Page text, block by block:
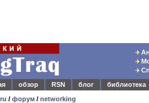
обзор RSN блог
библиотека
/ форум / networking